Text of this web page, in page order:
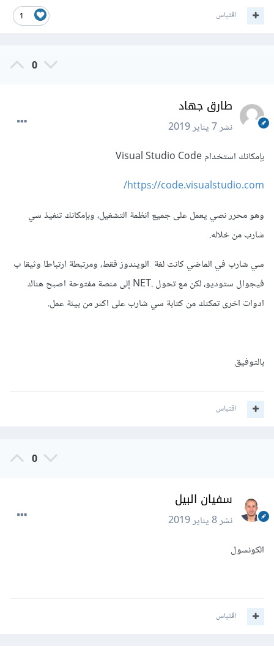
1 اقتباس
0
طارق جهاد
نشر7 يناير 2019
بإمكانك استخدام Visual Studio Code
https://code.visualstudio.com/
وهو محرر نصي يعمل على جميع انظمة التشغيل، وبإمكانك تنفيذ سي
شارب من خلاله.
سي شارب في الماضي كانت لغة الويندوز فقط، ومرتبطة ارتباطا وثيقا ب
فيجوال ستوديو، لكن مع تحول .NET إلى منصة مفتوحة اصبح هناك
ادوات اخرى تمكنك من كتابة سي شارب على اكثر من بيئة عمل.
بالتوفيق
اقتباس
0
سفيان البيل
نشر8 يناير 2019
الكونسول
اقتباس